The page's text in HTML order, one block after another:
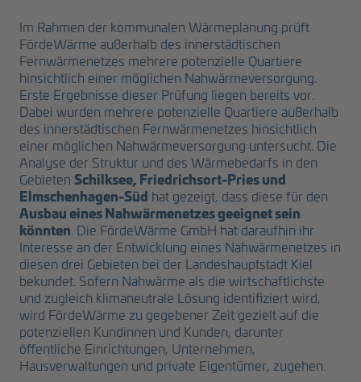
Im Rahmen der kommunalen Wärmeplanung prüft
FördeWärme außerhalb des innerstädtischen
Fernwärmenetzes mehrere potenzielle Quartiere
hinsichtlich einer möglichen Nahwärmeversorgung.
Erste Ergebnisse dieser Prüfung liegen bereits vor.
Dabei wurden mehrere potenzielle Quartiere außerhalb
des innerstädtischen Fernwärmenetzes hinsichtlich
einer möglichen Nahwärmeversorgung untersucht. Die
Analyse der Struktur und des Wärmebedarfs in den
Gebieten Schilksee, Friedrichsort-Pries und
Elmschenhagen-Süd hat gezeigt, dass diese für den
Ausbau eines Nahwärmenetzes geeignet sein
könnten. Die FördeWärme GmbH hat daraufhin ihr
Interesse an der Entwicklung eines Nahwärmenetzes in
diesen drei Gebieten bei der Landeshauptstadt Kiel
bekundet. Sofern Nahwärme als die wirtschaftlichste
und zugleich klimaneutrale Lösung identifiziert wird,
wird FördeWärme zu gegebener Zeit gezielt auf die
potenziellen Kundinnen und Kunden, darunter
öffentliche Einrichtungen, Unternehmen,
Hausverwaltungen und private Eigentümer, zugehen.